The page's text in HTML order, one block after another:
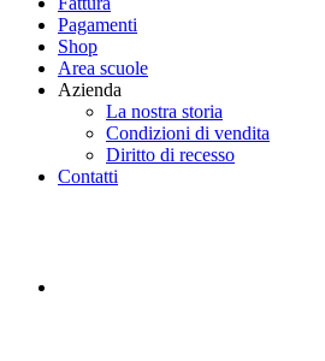
Pagamenti
Shop
Area scuole
Azienda
La nostra storia
Condizioni di vendita
Diritto di recesso
Contatti